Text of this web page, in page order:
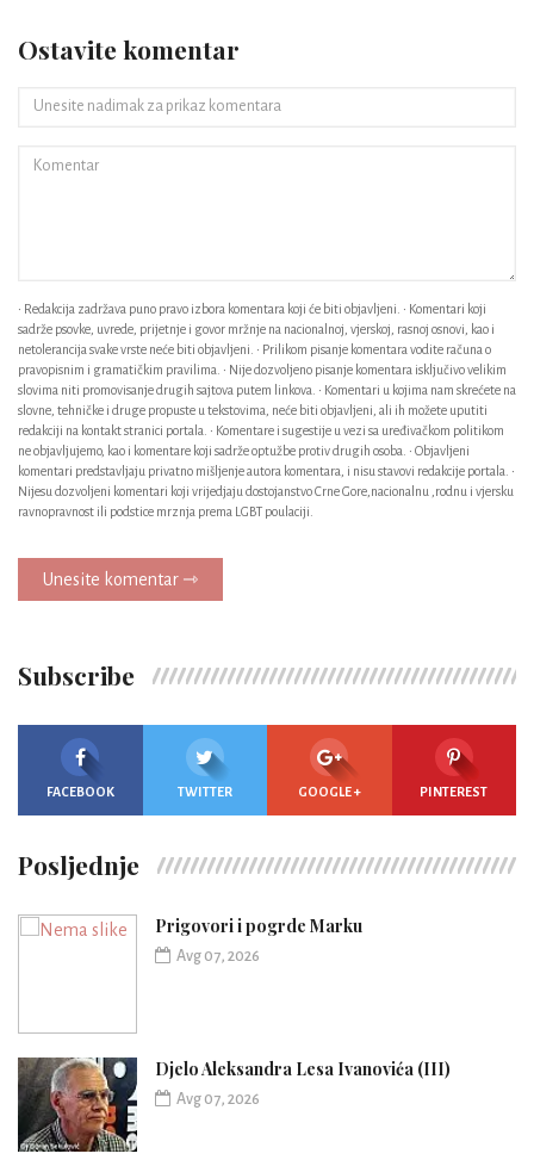
Ostavite komentar
• Redakcija zadržava puno pravo izbora komentara koji će biti objavljeni. • Komentari koji
sadrže psovke, uvrede, prijetnje i govor mržnje na nacionalnoj, vjerskoj, rasnoj osnovi, kao i
netolerancija svake vrste neće biti objavljeni. • Prilikom pisanje komentara vodite računa o
pravopisnim i gramatičkim pravilima. • Nije dozvoljeno pisanje komentara isključivo velikim
slovima niti promovisanje drugih sajtova putem linkova. • Komentari u kojima nam skrećete na
slovne, tehničke i druge propuste u tekstovima, neće biti objavljeni, ali ih možete uputiti
redakciji na kontakt stranici portala. • Komentare i sugestije u vezi sa uređivačkom politikom
ne objavljujemo, kao i komentare koji sadrže optužbe protiv drugih osoba. • Objavljeni
komentari predstavljaju privatno mišljenje autora komentara, i nisu stavovi redakcije portala. •
Nijesu dozvoljeni komentari koji vrijedjaju dostojanstvo Crne Gore,nacionalnu ,rodnu i vjersku
ravnopravnost ili podstice mrznja prema LGBT poulaciji.
Unesite komentar ⇾
Subscribe
FACEBOOK TWITTER GOOGLE + PINTEREST
Posljednje
Prigovori i pogrde Marku
Avg 07, 2026
Djelo Aleksandra Lesa Ivanovića (III)
Avg 07, 2026